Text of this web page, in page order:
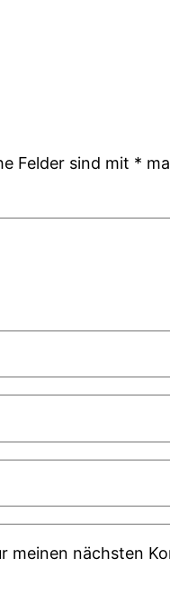
Felder sind mit *
meinen nächsten